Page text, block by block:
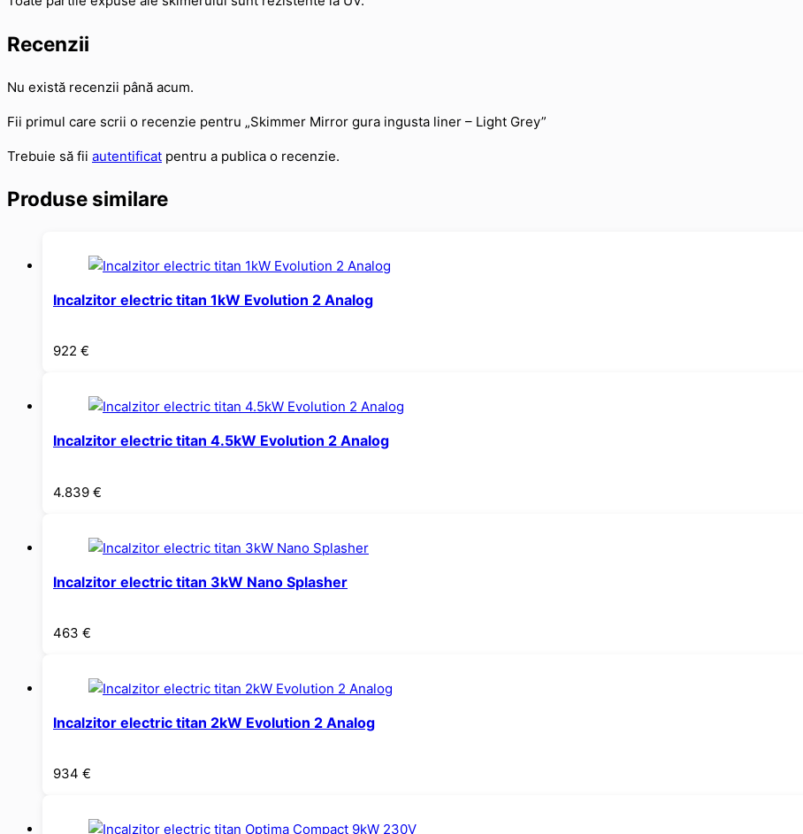
Recenzii
Nu există recenzii până acum.
Fii primul care scrii o recenzie pentru „Skimmer Mirror gura ingusta liner – Light Grey”
Trebuie să fii autentificat pentru a publica o recenzie.
Produse similare
Incalzitor electric titan 1kW Evolution 2 Analog
922 €
Incalzitor electric titan 4.5kW Evolution 2 Analog
4.839 €
Incalzitor electric titan 3kW Nano Splasher
463 €
Incalzitor electric titan 2kW Evolution 2 Analog
934 €